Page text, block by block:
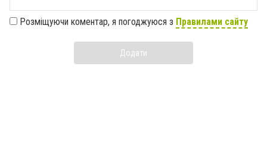
Розміщуючи коментар, я погоджуюся з Правилами сайту
Додати